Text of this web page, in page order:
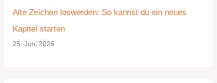
Alte Zeichen loswerden: So kannst du ein neues
Kapitel starten
25. Juni 2026